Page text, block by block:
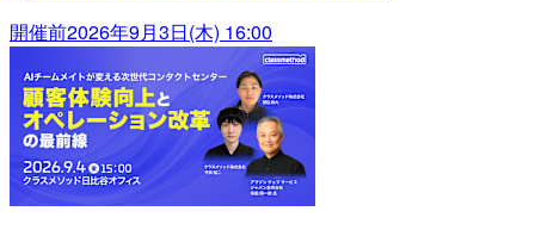
開催前2026年9月3日(木) 16:00